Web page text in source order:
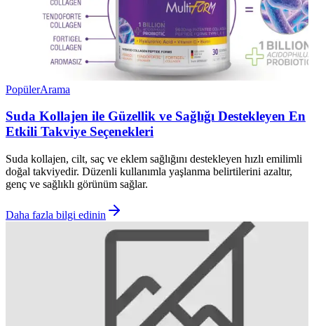
PopülerArama
Suda Kollajen ile Güzellik ve Sağlığı Destekleyen En
Etkili Takviye Seçenekleri
Suda kollajen, cilt, saç ve eklem sağlığını destekleyen hızlı emilimli
doğal takviyedir. Düzenli kullanımla yaşlanma belirtilerini azaltır,
genç ve sağlıklı görünüm sağlar.
Daha fazla bilgi edinin